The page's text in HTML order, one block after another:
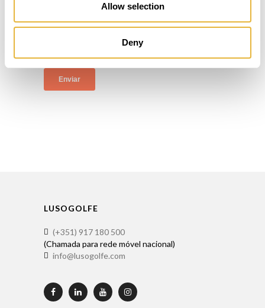
Allow selection
Deny
LUSOGOLFE
(+351) 917 180 500
(Chamada para rede móvel nacional)
info@lusogolfe.com